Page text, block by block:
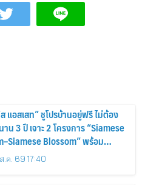
แอสเสท” ชูโปรบ้านอยู่ฟรี ไม่ต้อง
น 3 ปี เจาะ 2 โครงการ “Siamese
Blossom” พร้อม
และสิทธิพิเศษถึง 31 สิงหาคม
.ค. 69 17:40